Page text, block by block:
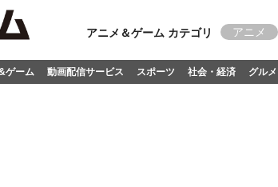
アニメ＆ゲーム カテゴリ アニメ
ゲーム 動画配信サービス スポーツ 社会・経済 グルメ